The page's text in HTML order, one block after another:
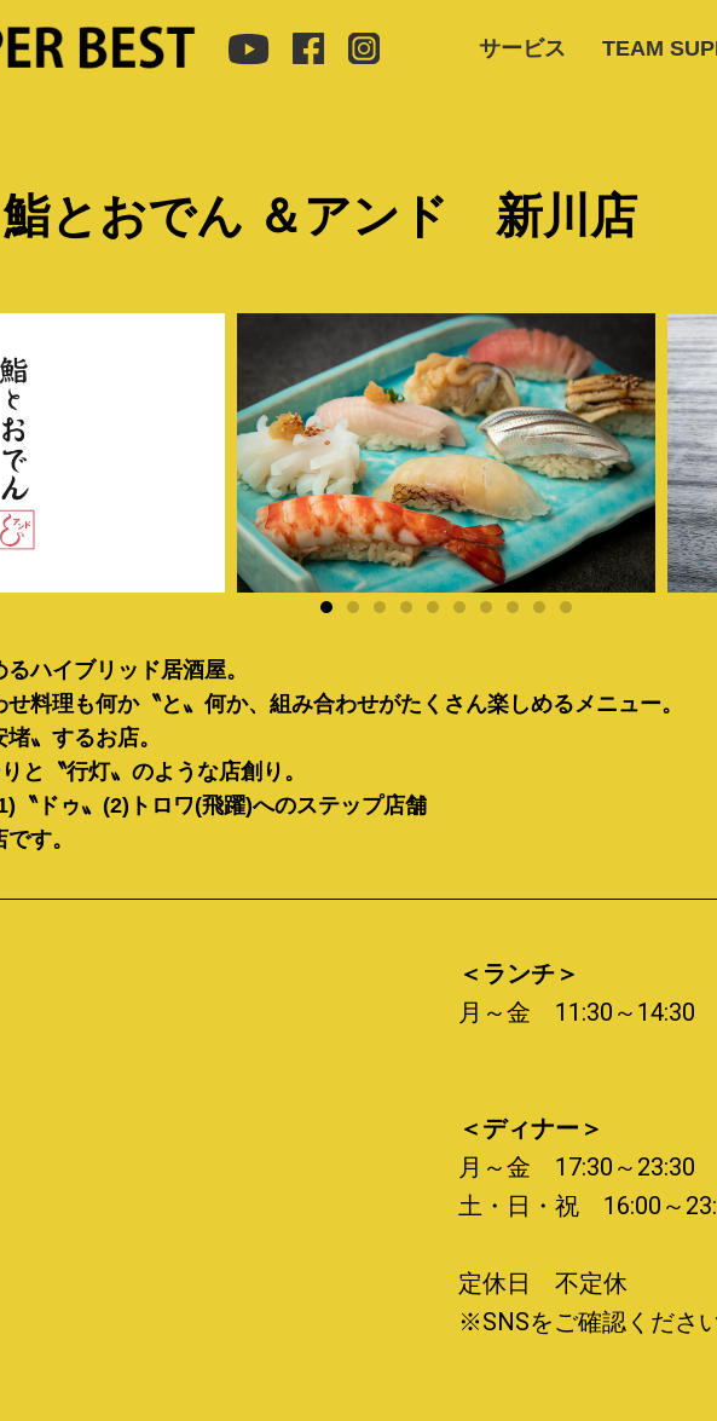
サービス TEAM
鮨とおでん ＆アンド 新川店
ハイブリッド居酒屋。
せ料理も何か〝と〟何か、組み合わせがたくさん楽しめるメニュー。
堵〟 するお店。
と
〝行灯〟のような店創り。
〝ドゥ〟(2) トロワ(飛躍)へのステップ店舗
す。
＜ランチ＞
月～金 11:30～
＜ディナー＞
月～金 17:30～23:30
土・日・祝 16:00～
定休日 不定休
※SNSをご確認くださ